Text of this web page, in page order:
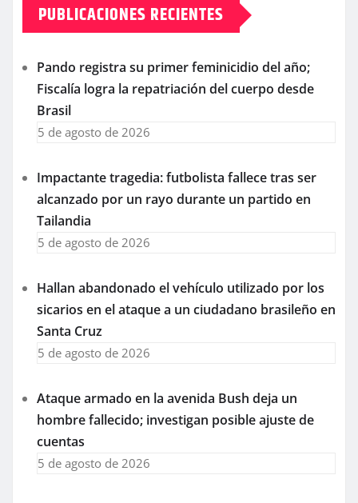
PUBLICACIONES RECIENTES
Pando registra su primer feminicidio del año;
Fiscalía logra la repatriación del cuerpo desde
Brasil
5 de agosto de 2026
Impactante tragedia: futbolista fallece tras ser
alcanzado por un rayo durante un partido en
Tailandia
5 de agosto de 2026
Hallan abandonado el vehículo utilizado por los
sicarios en el ataque a un ciudadano brasileño en
Santa Cruz
5 de agosto de 2026
Ataque armado en la avenida Bush deja un
hombre fallecido; investigan posible ajuste de
cuentas
5 de agosto de 2026